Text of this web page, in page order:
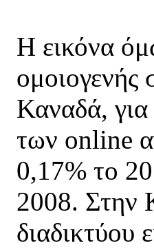
Η εικόνα
ομοιογενής
Καναδά,
των online
0,17% το
2008. Στην
διαδικτύου